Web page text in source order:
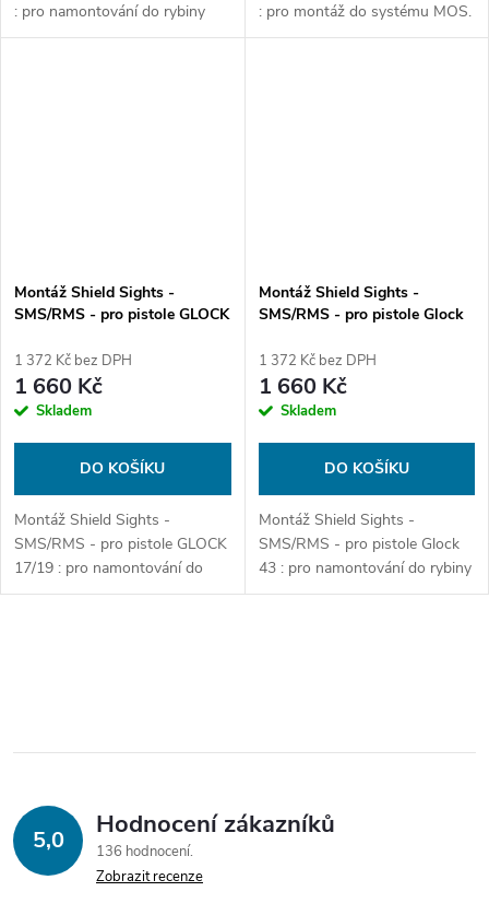
: pro namontování do rybiny
Dovetail s nejnižším možným
: pro montáž do systému MOS.
Montáž Shield Sights -
SMS/RMS - pro pistole GLOCK
1 372 Kč bez DPH
1 660 Kč
Skladem
DO KOŠÍKU
Montáž Shield Sights -
SMS/RMS - pro pistole GLOCK
17/19 : pro namontování do
rybiny Dovetail s nejnižším
Montáž Shield Sights -
SMS/RMS - pro pistole Glock
1 372 Kč bez DPH
1 660 Kč
Skladem
DO KOŠÍKU
Montáž Shield Sights -
SMS/RMS - pro pistole Glock
43 : pro namontování do rybiny
Dovetail s nejnižším možným
l
d
a
5,0 Hodnocení zákazníků
136 hodnocení
Zobrazit recenze